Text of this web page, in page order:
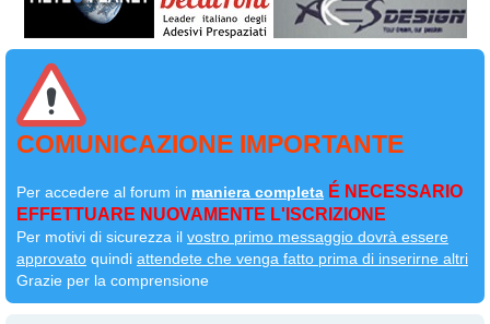
COMUNICAZIONE IMPORTANTE
Per accedere al forum in maniera completa É NECESSARIO
EFFETTUARE NUOVAMENTE L'ISCRIZIONE
Per motivi di sicurezza il vostro primo messaggio dovrà essere
approvato quindi attendete che venga fatto prima di inserirne altri
Grazie per la comprensione